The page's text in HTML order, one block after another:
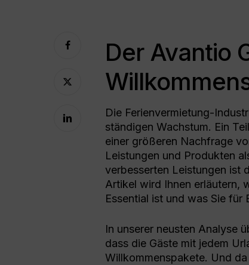
Drücken Sie die Eingabetaste, um zu
Der Avantio
Die Ferienvermietung-
ständigen Wachstum. Ein
einer größeren Nachfrage
Leistungen und Produkten
verbesserten Leistungen ist
Artikel wird Ihnen erläutern,
Essential ist und was Sie für
In unserer neusten Analyse
dass die Gäste mit jedem
Willkommenspakete. Und